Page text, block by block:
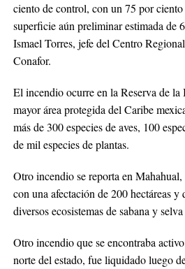
ciento de control, con un 75 por
superficie aún preliminar estimada de
Ismael Torres, jefe del Centro
Conafor.
El incendio ocurre en la Reserva de la
mayor área protegida del Caribe
más de 300 especies de aves, 100
de mil especies de plantas.
Otro incendio se reporta en
con una afectación de 200 hectáreas y
diversos ecosistemas de sabana y
Otro incendio que se encontraba
norte del estado, fue liquidado luego